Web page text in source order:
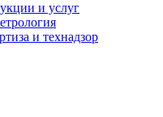
и услуг
и технадзор